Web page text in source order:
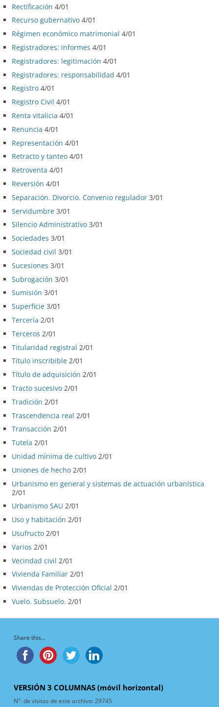
Rectificación 4/01
Recurso gubernativo 4/01
Régimen económico matrimonial 4/01
Registradores: informes 4/01
Registradores: legitimación 4/01
Registradores: responsabilidad 4/01
Registro 4/01
Registro Civil 4/01
Renta vitalicia 4/01
Renuncia 4/01
Representación 4/01
Retracto y tanteo 4/01
Retroventa 4/01
Reversión 4/01
Separación. Divorcio. Convenio regulador 3/01
Servidumbre 3/01
Silencio Administrativo 3/01
Sociedades 3/01
Sociedad civil 3/01
Sucesiones 3/01
Subrogación 3/01
Sumisión 3/01
Superficie 3/01
Tercería 2/01
Terceros 2/01
Titularidad registral 2/01
Título inscribible 2/01
Título de adquisición 2/01
Tracto sucesivo 2/01
Tradición 2/01
Trascendencia real 2/01
Transacción 2/01
Tutela 2/01
Unidad mínima de cultivo 2/01
Uniones de hecho 2/01
Urbanismo en general y sistemas de actuación urbanística
2/01
Urbanismo SAU 2/01
Uso y habitación 2/01
Usufructo 2/01
Varios 2/01
Vecindad civil 2/01
Vivienda Familiar 2/01
Viviendas de Protección Oficial 2/01
Vuelo. Subsuelo. 2/01
Share this...
VERSIÓN 3 COLUMNAS (móvil horizontal)
N°. de visitas de este archivo:29745